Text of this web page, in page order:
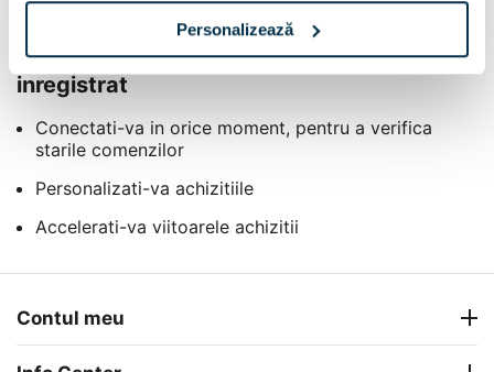
Personalizează
Beneficiile de a deveni un membru
inregistrat
Conectati-va in orice moment, pentru a verifica
starile comenzilor
Personalizati-va achizitiile
Accelerati-va viitoarele achizitii
Contul meu